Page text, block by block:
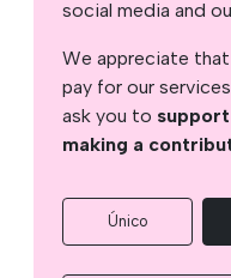
social media and
We appreciate
pay for our
ask you to
making a
Único